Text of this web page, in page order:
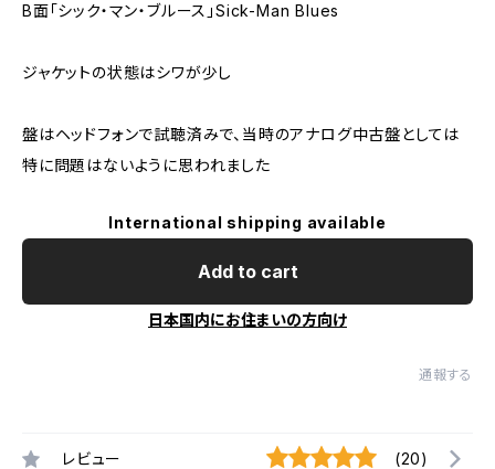
B面「シック・マン・ブルース」Sick-Man Blues
ジャケットの状態はシワが少し
盤はヘッドフォンで試聴済みで、当時のアナログ中古盤としては
特に問題はないように思われました
International shipping available
Add to cart
日本国内にお住まいの方向け
通報する
レビュー (20)